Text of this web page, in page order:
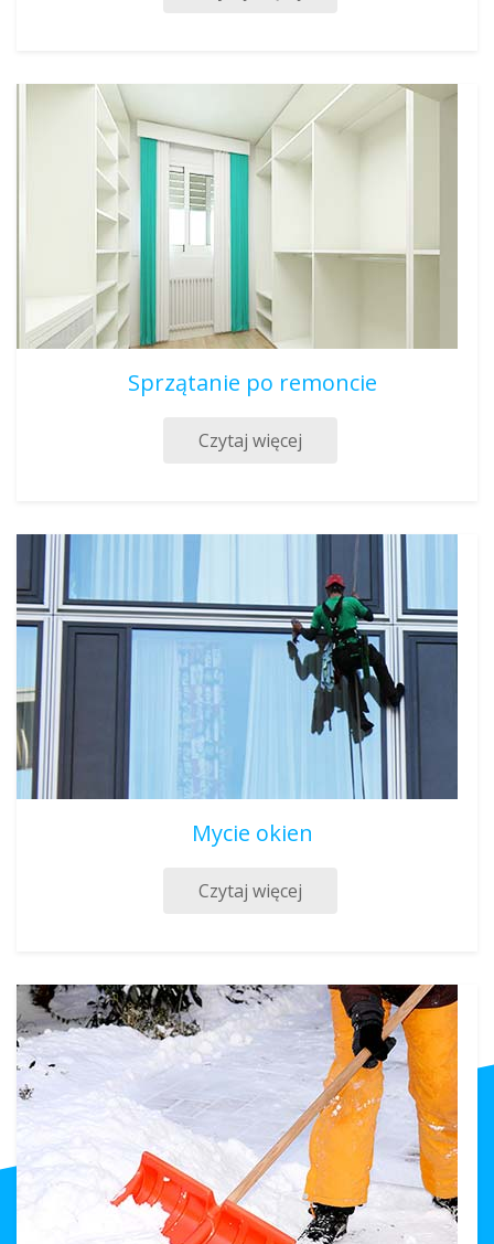
Sprzątanie po remoncie
Czytaj więcej
Mycie okien
Czytaj więcej